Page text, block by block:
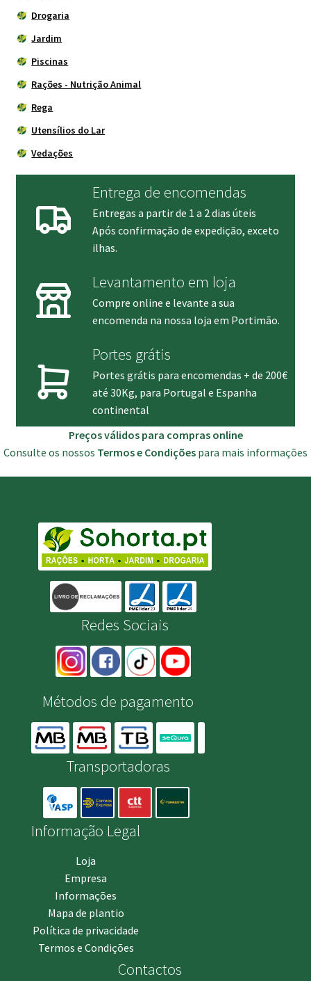
Drogaria
Jardim
Piscinas
Rações - Nutrição Animal
Rega
Utensílios do Lar
Vedações
Entrega de encomendas
Entregas a partir de 1 a 2 dias úteis
Após confirmação de expedição, exceto
ilhas.
Levantamento em loja
Compre online e levante a sua
encomenda na nossa loja em Portimão.
Portes grátis
Portes grátis para encomendas + de 200€
até 30Kg, para Portugal e Espanha
continental
Preços válidos para compras online
Consulte os nossos Termos e Condições para mais informações
Redes Sociais
Métodos de pagamento
Transportadoras
Informação Legal
Loja
Empresa
Informações
Mapa de plantio
Política de privacidade
Termos e Condições
Contactos